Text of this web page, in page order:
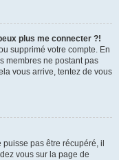
plus me connecter ?!
supprimé votre compte. En
membres ne postant pas
vous arrive, tentez de vous
pas être récupéré, il
vous sur la page de